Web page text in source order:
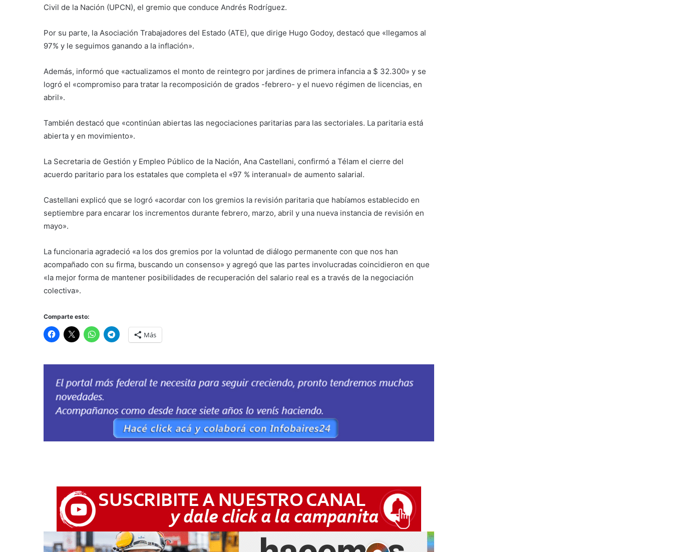
Civil de la Nación (UPCN), el gremio que conduce Andrés Rodríguez.
Por su parte, la Asociación Trabajadores del Estado (ATE), que dirige Hugo Godoy, destacó que «llegamos al
97% y le seguimos ganando a la inflación».
Además, informó que «actualizamos el monto de reintegro por jardines de primera infancia a $ 32.300» y se
logró el «compromiso para tratar la recomposición de grados -febrero- y el nuevo régimen de licencias, en
abril».
También destacó que «continúan abiertas las negociaciones paritarias para las sectoriales. La paritaria está
abierta y en movimiento».
La Secretaria de Gestión y Empleo Público de la Nación, Ana Castellani, confirmó a Télam el cierre del
acuerdo paritario para los estatales que completa el «97 % interanual» de aumento salarial.
Castellani explicó que se logró «acordar con los gremios la revisión paritaria que habíamos establecido en
septiembre para encarar los incrementos durante febrero, marzo, abril y una nueva instancia de revisión en
mayo».
La funcionaria agradeció «a los dos gremios por la voluntad de diálogo permanente con que nos han
acompañado con su firma, buscando un consenso» y agregó que las partes involucradas coincidieron en que
«la mejor forma de mantener posibilidades de recuperación del salario real es a través de la negociación
colectiva».
Comparte esto:
Más